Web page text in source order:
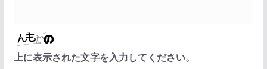
上に表示された文字を入力してください。